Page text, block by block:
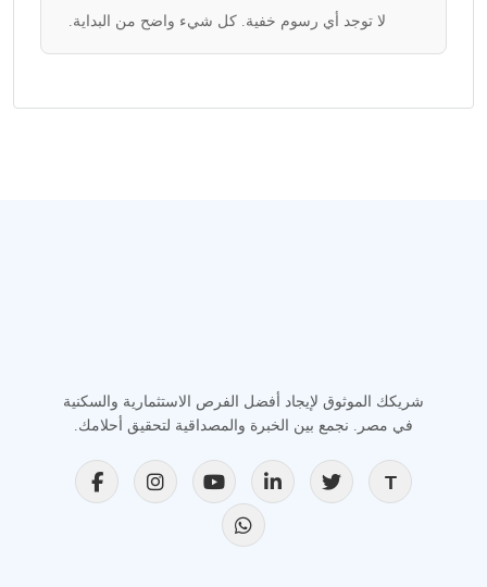
لا توجد أي رسوم خفية. كل شيء واضح من البداية.
شريكك الموثوق لإيجاد أفضل الفرص الاستثمارية والسكنية
في مصر. نجمع بين الخبرة والمصداقية لتحقيق أحلامك.